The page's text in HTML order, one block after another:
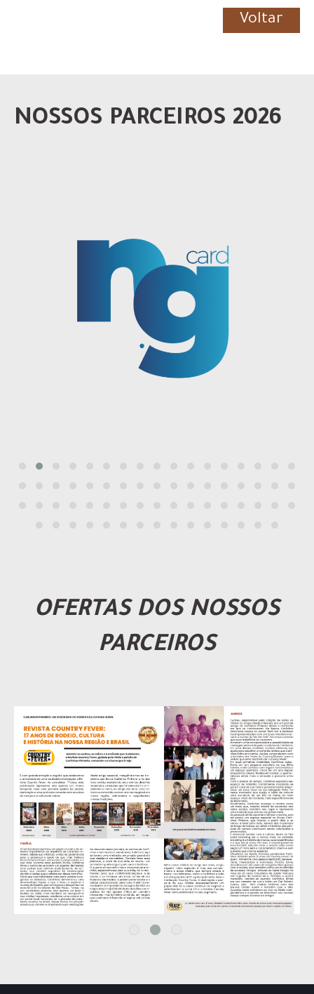
Voltar
NOSSOS PARCEIROS 2026
OFERTAS DOS NOSSOS
PARCEIROS